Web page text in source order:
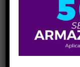
ELIGE UN